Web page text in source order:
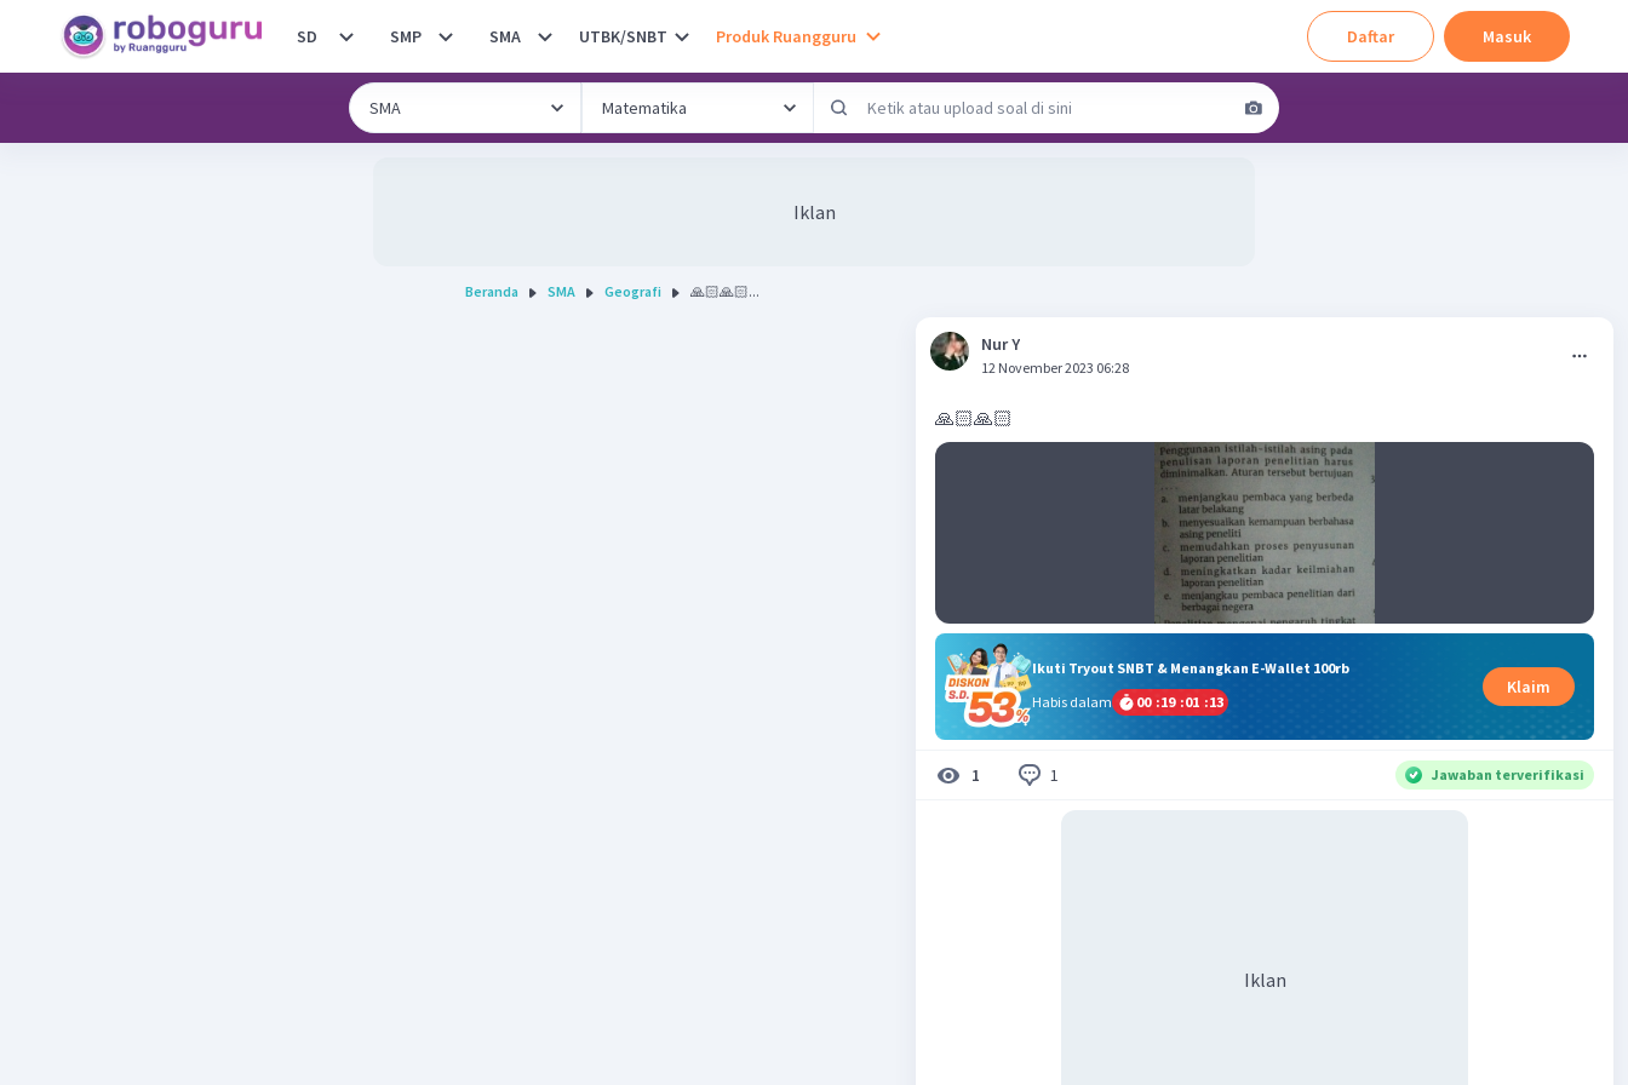
SD SMP SMA UTBK/SNBT Produk Ruangguru Daftar Masuk
Iklan
Beranda SMA Geografi 🙏🏻🙏🏻...
Nur Y
12 November 2023 06:28
🙏🏻🙏🏻
Ikuti Tryout SNBT & Menangkan E-Wallet 100rb
Habis dalam
00 :19 :01 :13
Klaim
1 1 Jawaban terverifikasi
Iklan